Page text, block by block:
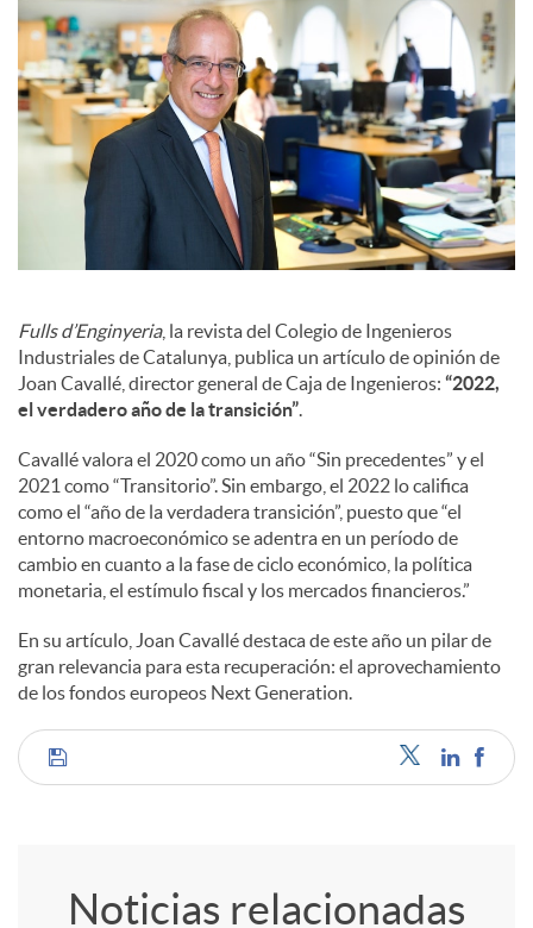
s
S
c
i
a
l
e
s
Fulls d’Enginyeria, la revista del Colegio de Ingenieros
Industriales de Catalunya, publica un artículo de opinión de
Joan Cavallé, director general de Caja de Ingenieros: “2022,
el verdadero año de la transición”.
Cavallé valora el 2020 como un año “Sin precedentes” y el
2021 como “Transitorio”. Sin embargo, el 2022 lo califica
como el “año de la verdadera transición”, puesto que “el
entorno macroeconómico se adentra en un período de
cambio en cuanto a la fase de ciclo económico, la política
monetaria, el estímulo fiscal y los mercados financieros.”
En su artículo, Joan Cavallé destaca de este año un pilar de
gran relevancia para esta recuperación: el aprovechamiento
de los fondos europeos Next Generation.
C
Noticias relacionadas